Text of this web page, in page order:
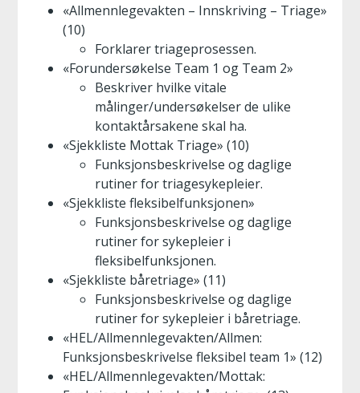
«Allmennlegevakten – Innskriving – Triage»
(10)
Forklarer triageprosessen.
«Forundersøkelse Team 1 og Team 2»
Beskriver hvilke vitale
målinger/undersøkelser de ulike
kontaktårsakene skal ha.
«Sjekkliste Mottak Triage» (10)
Funksjonsbeskrivelse og daglige
rutiner for triagesykepleier.
«Sjekkliste fleksibelfunksjonen»
Funksjonsbeskrivelse og daglige
rutiner for sykepleier i
fleksibelfunksjonen.
«Sjekkliste båretriage» (11)
Funksjonsbeskrivelse og daglige
rutiner for sykepleier i båretriage.
«HEL/Allmennlegevakten/Allmen:
Funksjonsbeskrivelse fleksibel team 1» (12)
«HEL/Allmennlegevakten/Mottak: